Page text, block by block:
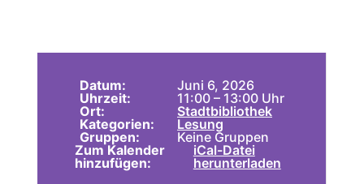
Datum:
Juni 6, 2026
Uhrzeit:
11:00 – 13:00 Uhr
Ort:
Stadtbibliothek
Kategorien:
Lesung
Gruppen:
Keine Gruppen
Zum Kalender
hinzufügen:
iCal-Datei
herunterladen